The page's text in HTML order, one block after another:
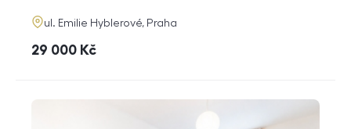
adresa
ul. Emilie Hyblerové, Praha
cena
29 000 Kč